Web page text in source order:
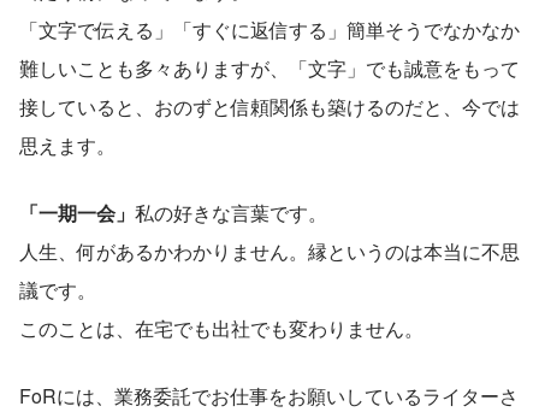
「文字で伝える」「すぐに返信する」簡単そうでなかなか
難しいことも多々ありますが、「文字」でも誠意をもって
接していると、おのずと信頼関係も築けるのだと、今では
思えます。
「一期一会」 私の好きな言葉です。
人生、何があるかわかりません。縁というのは本当に不思
議です。
このことは、在宅でも出社でも変わりません。
FoRには、業務委託でお仕事をお願いしているライターさ